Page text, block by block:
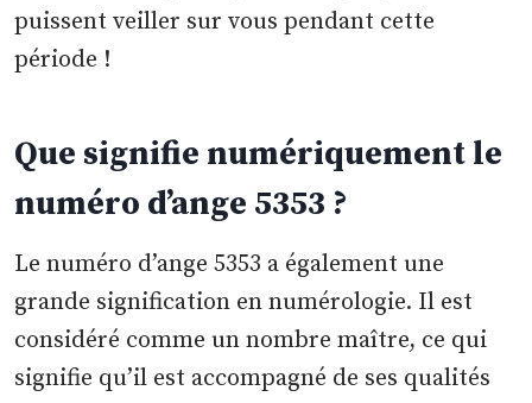
puissent veiller sur vous pendant cette
période !
Que signifie numériquement le
numéro d’ange 5353 ?
Le numéro d’ange 5353 a également une
grande signification en numérologie. Il est
considéré comme un nombre maître, ce qui
signifie qu’il est accompagné de ses qualités